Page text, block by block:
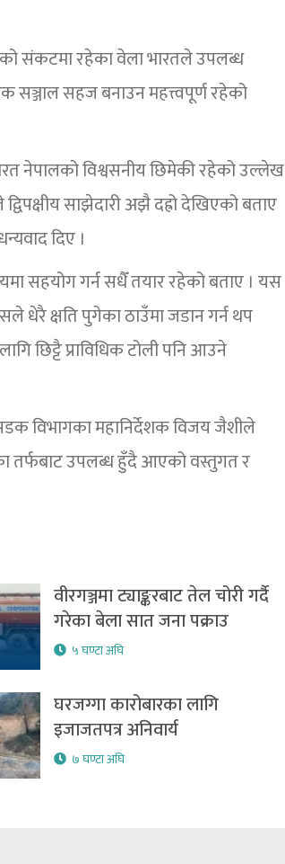
संकटमा रहेका वेला भारतले उपलब्ध
सञ्जाल सहज बनाउन महत्त्वपूर्ण रहेको
नेपालको विश्वसनीय छिमेकी रहेको उल्लेख
साझेदारी अझै दह्रो देखिएको बताए
दिए ।
सहयोग गर्न सधैँ तयार रहेको बताए । यस
धेरै क्षति पुगेका ठाउँमा जडान गर्न थप
छिट्टै प्राविधिक टोली पनि आउने
विभागका महानिर्देशक विजय जैशीले
तर्फबाट उपलब्ध हुँदै आएको वस्तुगत र
वीरगञ्जमा ट्याङ्करबाट तेल चोरी गर्दै
गरेका बेला सात जना पक्राउ
५ घण्टा अघि
घरजग्गा कारोबारका लागि
इजाजतपत्र अनिवार्य
७ घण्टा अघि